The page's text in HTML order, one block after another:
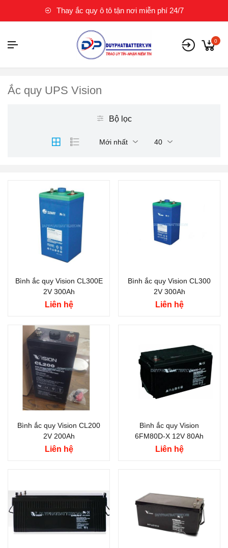
Thay ắc quy ô tô tận nơi miễn phí 24/7
0
Ắc quy UPS Vision
Bộ lọc
Mới nhất 40
Bình ắc quy Vision CL300E
2V 300Ah
Liên hệ
Bình ắc quy Vision CL300
2V 300Ah
Liên hệ
Bình ắc quy Vision CL200
2V 200Ah
Liên hệ
Bình ắc quy Vision
6FM80D-X 12V 80Ah
Liên hệ